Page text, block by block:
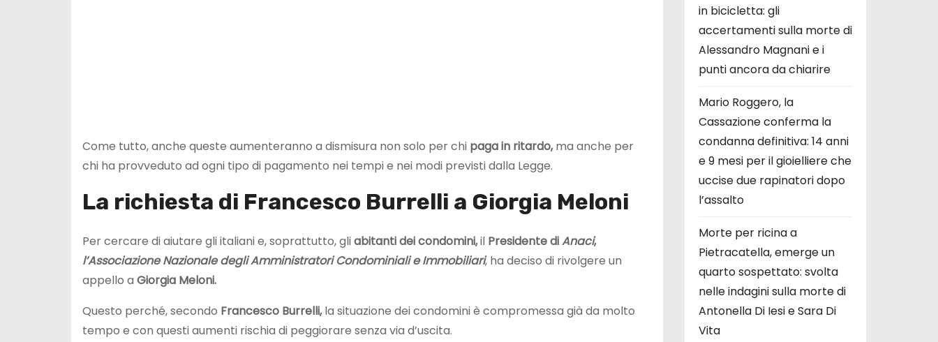
Come tutto, anche queste aumenteranno a dismisura non solo per chi paga in ritardo,ma anche per
chi ha provveduto ad ogni tipo di pagamento nei tempi e nei modi previsti dalla Legge.
La richiesta di Francesco Burrelli a Giorgia Meloni
Per cercare di aiutare gli italiani e, soprattutto, gliabitanti dei condomini,il Presidente diAnaci,
l’Associazione Nazionale degli Amministratori Condominiali e Immobiliari, ha deciso di rivolgere un
appello a Giorgia Meloni.
Questo perché, secondo Francesco Burrelli,la situazione dei condomini è compromessa già da molto
tempo e con questi aumenti rischia di peggiorare senza via d’uscita.
in bicicletta: gli
accertamenti sulla morte di
Alessandro Magnani e i
punti ancora da chiarire
Mario Roggero, la
Cassazione conferma la
condanna definitiva: 14 anni
e 9 mesi per il gioielliere che
uccise due rapinatori dopo
l’assalto
Morte per ricina a
Pietracatella, emerge un
quarto sospettato: svolta
nelle indagini sulla morte di
Antonella Di Iesi e Sara Di
Vita